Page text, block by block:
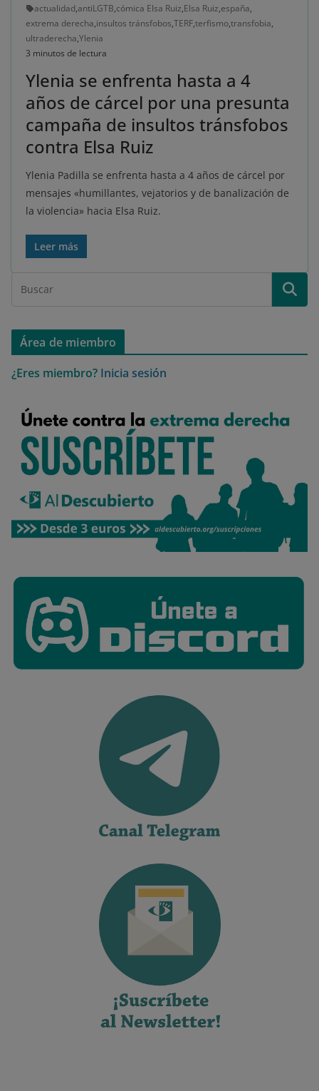
actualidad,antiLGTB,cómica Elsa Ruiz,Elsa Ruiz,españa,
extrema derecha,insultos tránsfobos,TERF,terfismo,transfobia,
ultraderecha,Ylenia
3 minutos de lectura
Ylenia se enfrenta hasta a 4
años de cárcel por una presunta
campaña de insultos tránsfobos
contra Elsa Ruiz
Ylenia Padilla se enfrenta hasta a 4 años de cárcel por
mensajes «humillantes, vejatorios y de banalización de
la violencia» hacia Elsa Ruiz.
Leer más
Área de miembro
¿Eres miembro? Inicia sesión